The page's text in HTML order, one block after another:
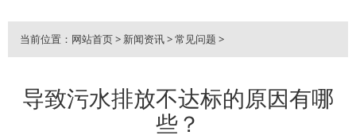
当前位置： 网站首页> 新闻资讯>常见问题 >
导致污水排放不达标的原因有哪
些？